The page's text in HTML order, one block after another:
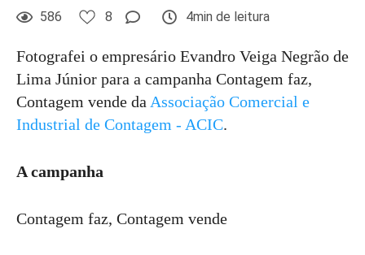
586 8 4min de leitura
Fotografei o empresário Evandro Veiga Negrão de
Lima Júnior para a campanha Contagem faz,
Contagem vende da Associação Comercial e
Industrial de Contagem - ACIC.
A campanha
Contagem faz, Contagem vende